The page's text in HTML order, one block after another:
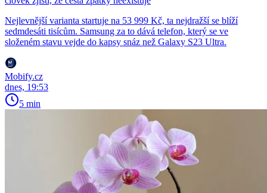
Nejlevnější varianta startuje na 53 999 Kč, ta nejdražší se blíží
sedmdesáti tisícům. Samsung za to dává telefon, který se ve
složeném stavu vejde do kapsy snáz než Galaxy S23 Ultra.
Mobify.cz
dnes, 19:53
5 min